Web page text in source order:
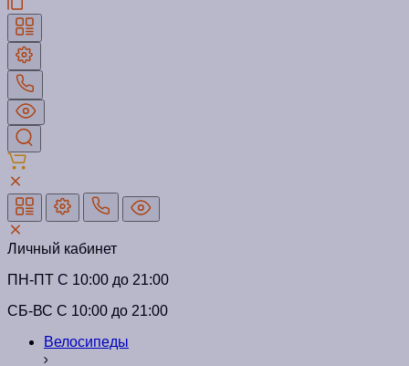
Личный кабинет
ПН-ПТ C 10:00 до 21:00
СБ-ВС С 10:00 до 21:00
Велосипеды